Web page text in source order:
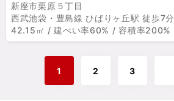
新座市栗原５丁目
西武池袋・豊島線 ひばりヶ丘駅 徒歩7分
42.15㎡ / 建ぺい率60% / 容積率200%
1 2 3